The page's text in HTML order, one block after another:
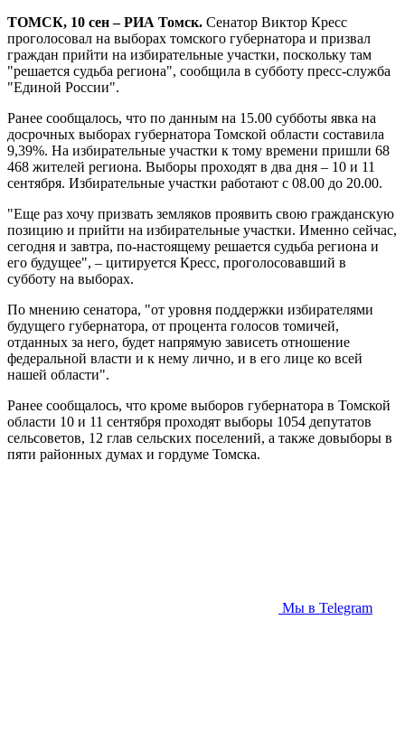
ТОМСК, 10 сен – РИА Томск. Сенатор Виктор Кресс
проголосовал на выборах томского губернатора и призвал
граждан прийти на избирательные участки, поскольку там
"решается судьба региона", сообщила в субботу пресс-служба
"Единой России".
Ранее сообщалось, что по данным на 15.00 субботы явка на
досрочных выборах губернатора Томской области составила
9,39%. На избирательные участки к тому времени пришли 68
468 жителей региона. Выборы проходят в два дня – 10 и 11
сентября. Избирательные участки работают с 08.00 до 20.00.
"Еще раз хочу призвать земляков проявить свою гражданскую
позицию и прийти на избирательные участки. Именно сейчас,
сегодня и завтра, по-настоящему решается судьба региона и
его будущее", – цитируется Кресс, проголосовавший в
субботу на выборах.
По мнению сенатора, "от уровня поддержки избирателями
будущего губернатора, от процента голосов томичей,
отданных за него, будет напрямую зависеть отношение
федеральной власти и к нему лично, и в его лице ко всей
нашей области".
Ранее сообщалось, что кроме выборов губернатора в Томской
области 10 и 11 сентября проходят выборы 1054 депутатов
сельсоветов, 12 глав сельских поселений, а также довыборы в
пяти районных думах и гордуме Томска.
Мы в Telegram